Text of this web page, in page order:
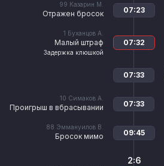
99 Казарин М.
Отражен бросок 07:23
1 Буханцов А.
Малый штраф
Задержка клюшкой
07:32
07:33
10 Симаков А.
Проигрыш в вбрасывании 07:33
88 Эммануилов В.
Бросок мимо 09:45
2:6